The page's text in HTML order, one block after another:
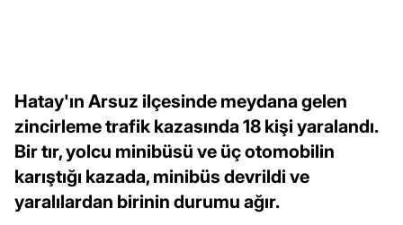
Hatay'ın Arsuz ilçesinde meydana gelen
zincirleme trafik kazasında 18 kişi yaralandı.
Bir tır, yolcu minibüsü ve üç otomobilin
karıştığı kazada, minibüs devrildi ve
yaralılardan birinin durumu ağır.